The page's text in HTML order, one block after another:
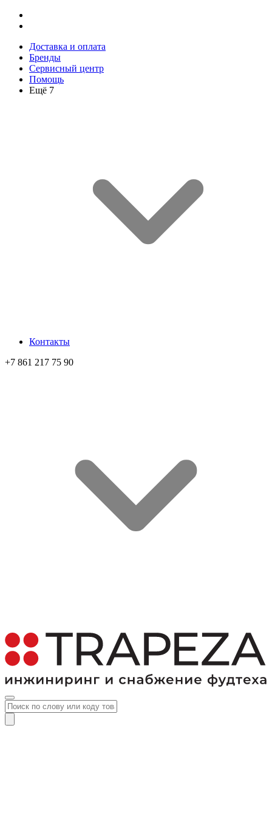
Доставка и оплата
Бренды
Сервисный центр
Помощь
Ещё 7
Контакты
+7 861 217 75 90